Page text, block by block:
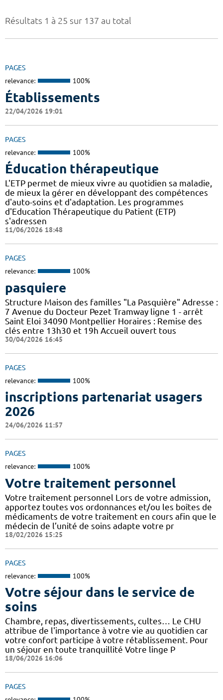
Résultats 1 à 25 sur 137 au total
PAGES
relevance: 100%
Établissements
22/04/2026 19:01
PAGES
relevance: 100%
Éducation thérapeutique
L'ETP permet de mieux vivre au quotidien sa maladie,
de mieux la gérer en développant des compétences
d'auto-soins et d'adaptation. Les programmes
d'Education Thérapeutique du Patient (ETP)
s'adressen
11/06/2026 18:48
PAGES
relevance: 100%
pasquiere
Structure Maison des familles "La Pasquière" Adresse :
7 Avenue du Docteur Pezet Tramway ligne 1 - arrêt
Saint Eloi 34090 Montpellier Horaires : Remise des
clés entre 13h30 et 19h Accueil ouvert tous
30/04/2026 16:45
PAGES
relevance: 100%
inscriptions partenariat usagers
2026
24/06/2026 11:57
PAGES
relevance: 100%
Votre traitement personnel
Votre traitement personnel Lors de votre admission,
apportez toutes vos ordonnances et/ou les boîtes de
médicaments de votre traitement en cours afin que le
médecin de l’unité de soins adapte votre pr
18/02/2026 15:25
PAGES
relevance: 100%
Votre séjour dans le service de
soins
Chambre, repas, divertissements, cultes… Le CHU
attribue de l'importance à votre vie au quotidien car
votre confort participe à votre rétablissement. Pour
un séjour en toute tranquillité Votre linge P
18/06/2026 16:06
PAGES